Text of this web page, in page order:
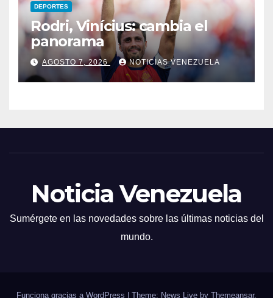
DEPORTES
Rodri, Vinícius: cambia el
panorama
AGOSTO 7, 2026 NOTICIAS VENEZUELA
Noticia Venezuela
Sumérgete en las novedades sobre las últimas noticias del
mundo.
Funciona gracias a WordPress Theme: News Live by Themeansar.